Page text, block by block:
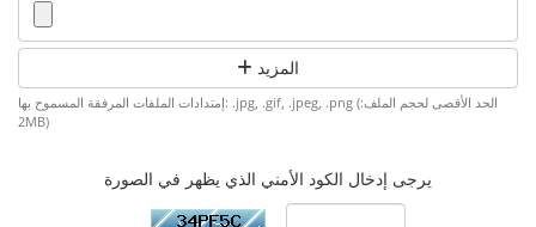
المزيد
إمتدادات الملفات المرفقة المسموح بها: .jpg, .gif, .jpeg, .png (الحد الأقصى لحجم الملف:
2MB)
يرجى إدخال الكود الأمني الذي يظهر في الصورة